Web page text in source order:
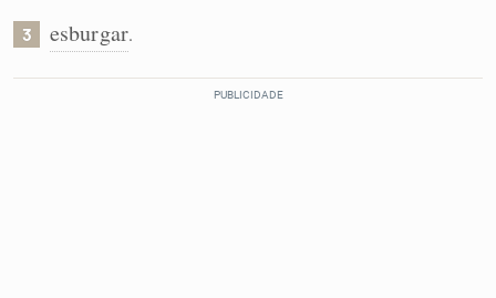
Conexões
3 esburgar.